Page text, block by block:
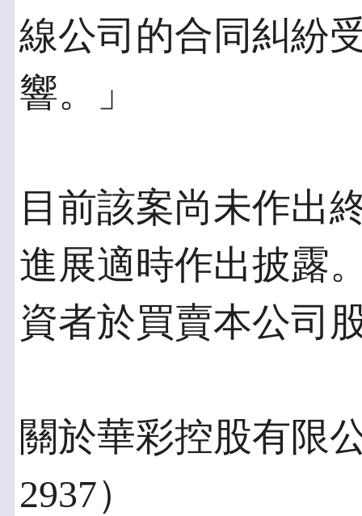
線公司的合同糾紛
響。」
目前該案尚未作出
進展適時作出披露
資者於買賣本公司
關於華彩控股有限
2937）